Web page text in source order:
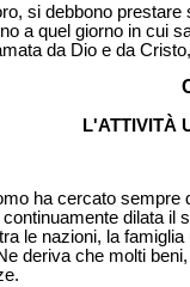
si debbono
a quel giorno in cui
da Dio e da
L'ATTIVITÀ
ha cercato
dilata
le nazioni, la
deriva che molti